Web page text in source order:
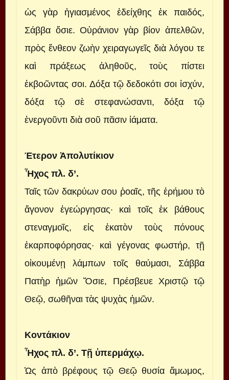
ὡς γὰρ ἡγιασμένος ἐδείχθης ἐκ παιδός,
Σάββα ὅσιε. Οὐράνιον γὰρ βίον ἀπελθῶν,
πρὸς ἔνθεον ζωὴν χειραγωγεῖς διὰ λόγου τε
καὶ πράξεως ἀληθοῦς, τοὺς πίστει
ἐκβοῶντας σοι. Δόξα τῷ δεδοκότι σοι ἰσχύν,
δόξα τῷ σὲ στεφανώσαντι, δόξα τῷ
ἐνεργοῦντι διὰ σοῦ πᾶσιν ἰάματα.
Έτερον Ἀπολυτίκιον
Ἦχος πλ. δ’.
Ταῖς τῶν δακρύων σου ῥοαῖς, τῆς ἐρήμου τὸ
ἄγονον ἐγεώργησας· καὶ τοῖς ἐκ βάθους
στεναγμοῖς, εἰς ἑκατὸν τοὺς πόνους
ἐκαρποφόρησας· καὶ γέγονας φωστήρ, τῇ
οἰκουμένῃ λάμπων τοῖς θαύμασι, Σάββα
Πατὴρ ἡμῶν Ὅσιε, Πρέσβευε Χριστῷ τῷ
Θεῷ, σωθῆναι τὰς ψυχὰς ἠμῶν.
Κοντάκιον
Ἦχος πλ. δ’. Τῇ ὑπερμάχῳ.
Ὡς ἀπὸ βρέφους τῷ Θεῷ θυσία ἄμωμος,